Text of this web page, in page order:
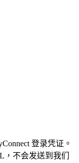
登录凭证。
不会发送到我们